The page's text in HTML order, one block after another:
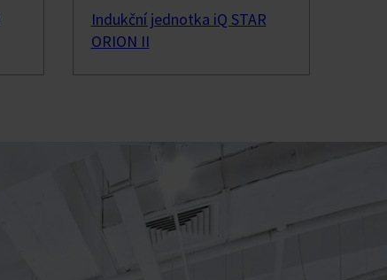
Indukční jednotka iQ STAR
ORION II